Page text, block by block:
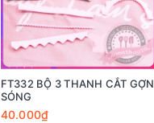
FT332 BỘ 3 THANH CẮT GỢN
SÓNG
40.000₫